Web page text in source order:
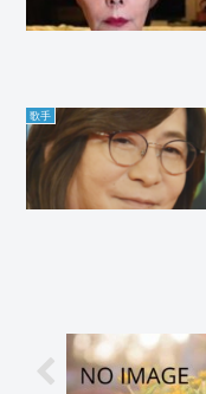
歌手